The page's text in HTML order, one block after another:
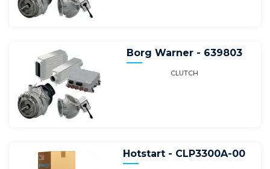
Borg Warner - 639803
CLUTCH
Hotstart - CLP3300A-00